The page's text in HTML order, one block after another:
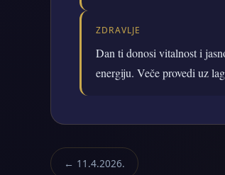
ZDRAVLJE
Dan ti donosi vitalnost i
energiju. Veče provedi uz
← 11.4.2026.